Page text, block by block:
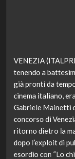
VENEZIA
tenendo a
già pronti da
cinema italiano,
Gabriele Mainetti
concorso di
ritorno dietro la
dopo l’exploit di
esordio con “Lo